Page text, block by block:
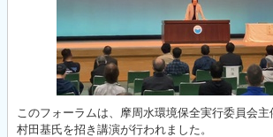
このフォーラムは、摩周水環境保全実行委員会主
村田基氏を招き講演が行われました。